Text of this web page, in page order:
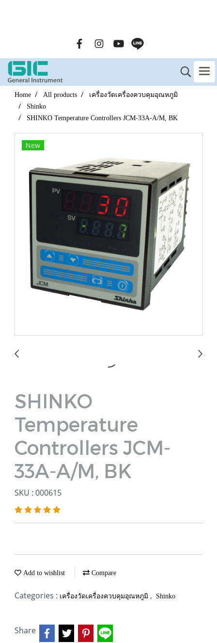
Home All products
เครื่องวัดเครื่องควบคุมอุณหภูมิ
Shinko
SHINKO Temperature Controllers JCM-33A-A/M, BK
New
SHINKO
Temperature
Controllers JCM-
33A-A/M, BK
SKU : 000615
Add to wishlist Compare
Categories : เครื่องวัดเครื่องควบคุมอุณหภูมิ , Shinko
Share